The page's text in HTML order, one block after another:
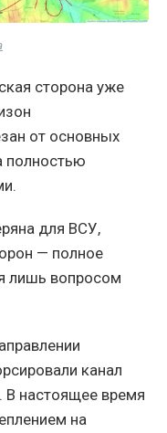
сторона уже
от основных
полностью
для ВСУ,
— полное
лишь вопросом
канал
. В настоящее время
на